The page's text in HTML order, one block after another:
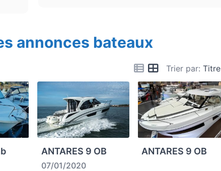
annonces bateaux
Trier par: Titre
ANTARES 9 OB
07/01/2020
ANTARES 9 OB